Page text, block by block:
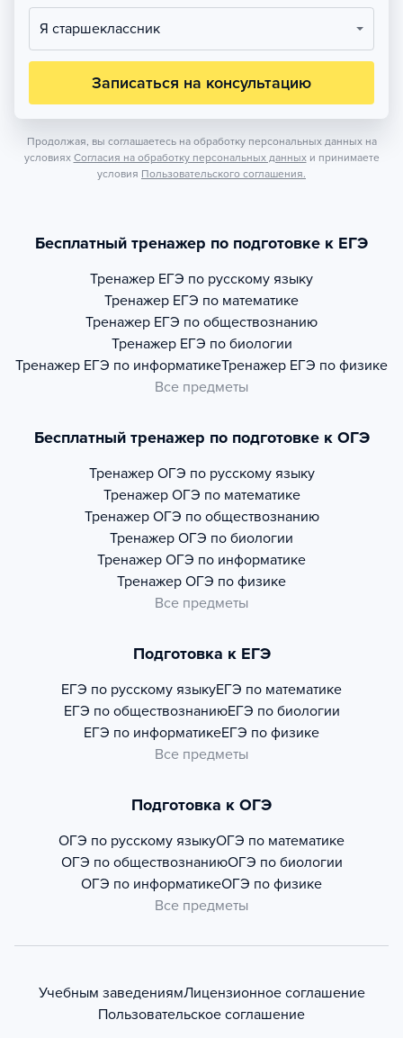
Я старшеклассник
Записаться на консультацию
Продолжая, вы соглашаетесь на обработку персональных данных на
условиях Согласия на обработку персональных данных и принимаете
условия Пользовательского соглашения.
Бесплатный тренажер по подготовке к ЕГЭ
Тренажер ЕГЭ по русскому языку
Тренажер ЕГЭ по математике
Тренажер ЕГЭ по обществознанию
Тренажер ЕГЭ по биологии
Тренажер ЕГЭ по информатикеТренажер ЕГЭ по физике
Все предметы
Бесплатный тренажер по подготовке к ОГЭ
Тренажер ОГЭ по русскому языку
Тренажер ОГЭ по математике
Тренажер ОГЭ по обществознанию
Тренажер ОГЭ по биологии
Тренажер ОГЭ по информатике
Тренажер ОГЭ по физике
Все предметы
Подготовка к ЕГЭ
ЕГЭ по русскому языкуЕГЭ по математике
ЕГЭ по обществознаниюЕГЭ по биологии
ЕГЭ по информатикеЕГЭ по физике
Все предметы
Подготовка к ОГЭ
ОГЭ по русскому языкуОГЭ по математике
ОГЭ по обществознаниюОГЭ по биологии
ОГЭ по информатикеОГЭ по физике
Все предметы
Учебным заведениямЛицензионное соглашение
Пользовательское соглашение